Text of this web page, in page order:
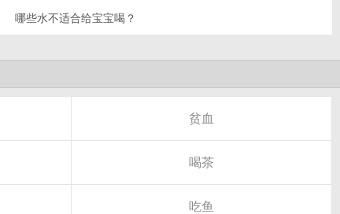
哪些水不适合给宝宝喝？
贫血
喝茶
吃鱼